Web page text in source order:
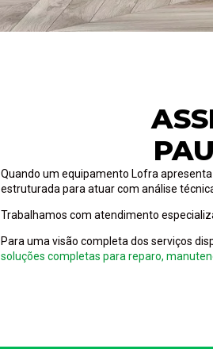
Quando um equipamento Lofra
estruturada para atuar com análise
Trabalhamos com atendimento
Para uma visão completa dos serviços
soluções completas para reparo,